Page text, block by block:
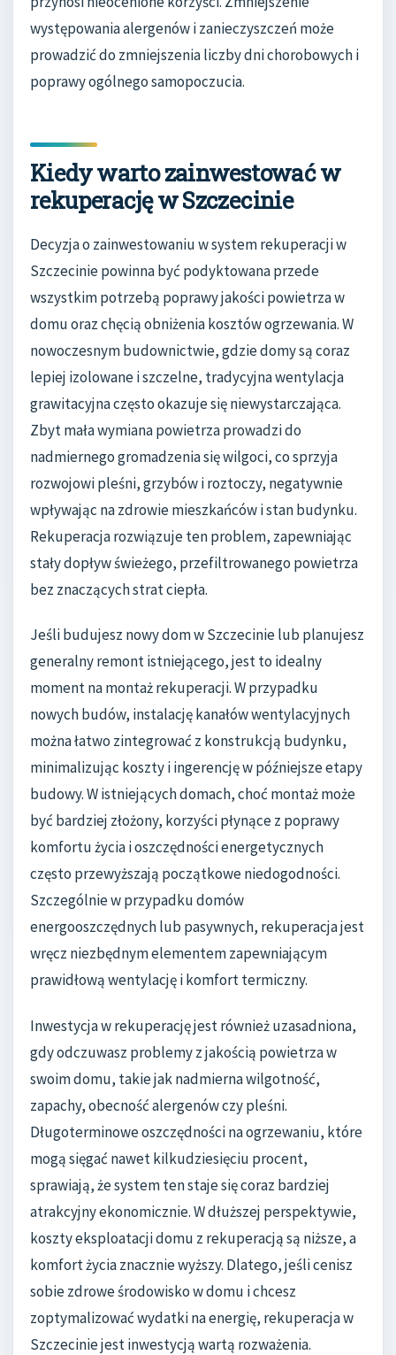
występowania alergenów i zanieczyszczeń może
prowadzić do zmniejszenia liczby dni chorobowych i
poprawy ogólnego samopoczucia.
Kiedy warto zainwestować w
rekuperację w Szczecinie
Decyzja o zainwestowaniu w system rekuperacji w
Szczecinie powinna być podyktowana przede
wszystkim potrzebą poprawy jakości powietrza w
domu oraz chęcią obniżenia kosztów ogrzewania. W
nowoczesnym budownictwie, gdzie domy są coraz
lepiej izolowane i szczelne, tradycyjna wentylacja
grawitacyjna często okazuje się niewystarczająca.
Zbyt mała wymiana powietrza prowadzi do
nadmiernego gromadzenia się wilgoci, co sprzyja
rozwojowi pleśni, grzybów i roztoczy, negatywnie
wpływając na zdrowie mieszkańców i stan budynku.
Rekuperacja rozwiązuje ten problem, zapewniając
stały dopływ świeżego, przefiltrowanego powietrza
bez znaczących strat ciepła.
Jeśli budujesz nowy dom w Szczecinie lub planujesz
generalny remont istniejącego, jest to idealny
moment na montaż rekuperacji. W przypadku
nowych budów, instalację kanałów wentylacyjnych
można łatwo zintegrować z konstrukcją budynku,
minimalizując koszty i ingerencję w późniejsze etapy
budowy. W istniejących domach, choć montaż może
być bardziej złożony, korzyści płynące z poprawy
komfortu życia i oszczędności energetycznych
często przewyższają początkowe niedogodności.
Szczególnie w przypadku domów
energooszczędnych lub pasywnych, rekuperacja jest
wręcz niezbędnym elementem zapewniającym
prawidłową wentylację i komfort termiczny.
Inwestycja w rekuperację jest również uzasadniona,
gdy odczuwasz problemy z jakością powietrza w
swoim domu, takie jak nadmierna wilgotność,
zapachy, obecność alergenów czy pleśni.
Długoterminowe oszczędności na ogrzewaniu, które
mogą sięgać nawet kilkudziesięciu procent,
sprawiają, że system ten staje się coraz bardziej
atrakcyjny ekonomicznie. W dłuższej perspektywie,
koszty eksploatacji domu z rekuperacją są niższe, a
komfort życia znacznie wyższy. Dlatego, jeśli cenisz
sobie zdrowe środowisko w domu i chcesz
zoptymalizować wydatki na energię, rekuperacja w
Szczecinie jest inwestycją wartą rozważenia.